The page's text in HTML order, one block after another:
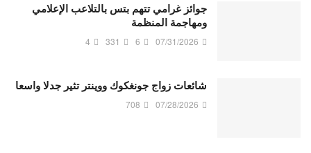
جوائز غرامي تتهم بتس بالتلاعب الإعلامي
ومهاجمة المنظمة
07/31/2026
6
331
4
شائعات زواج جونغكوك ووينتر تثير جدلا واسعا
07/28/2026
708